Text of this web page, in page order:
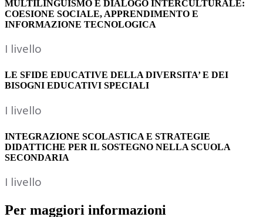
MULTILINGUISMO E DIALOGO INTERCULTURALE:
COESIONE SOCIALE, APPRENDIMENTO E
INFORMAZIONE TECNOLOGICA
I livello
LE SFIDE EDUCATIVE DELLA DIVERSITA’ E DEI
BISOGNI EDUCATIVI SPECIALI
I livello
INTEGRAZIONE SCOLASTICA E STRATEGIE
DIDATTICHE PER IL SOSTEGNO NELLA SCUOLA
SECONDARIA
I livello
Per maggiori informazioni